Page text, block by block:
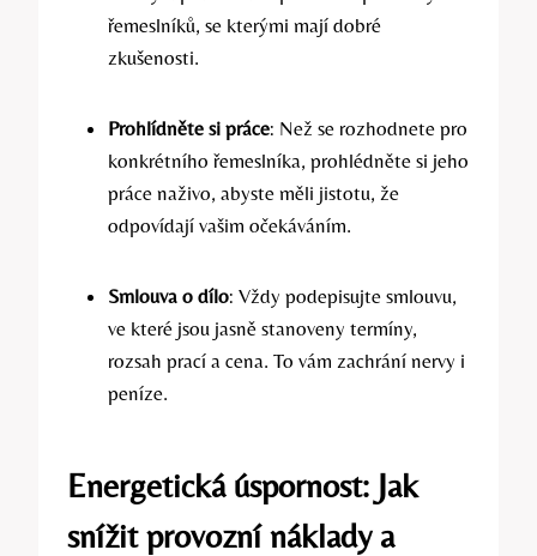
řemeslníků, se kterými mají dobré
zkušenosti.
Prohlídněte si práce: Než se rozhodnete pro
konkrétního řemeslníka, prohlédněte si jeho
práce naživo, abyste měli jistotu, že
odpovídají vašim očekáváním.
Smlouva o dílo: Vždy podepisujte smlouvu,
ve které jsou jasně stanoveny termíny,
rozsah prací a cena. To vám zachrání nervy i
peníze.
Energetická úspornost: Jak
snížit provozní náklady a